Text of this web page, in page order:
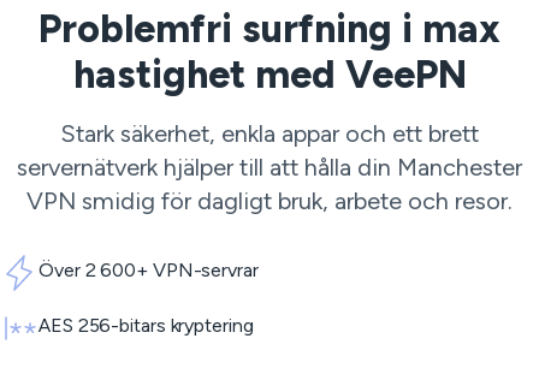
Problemfri surfning i max
hastighet med VeePN
Stark säkerhet, enkla appar och ett brett
servernätverk hjälper till att hålla din Manchester
VPN smidig för dagligt bruk, arbete och resor.
Över 2 600+ VPN-servrar
AES 256-bitars kryptering